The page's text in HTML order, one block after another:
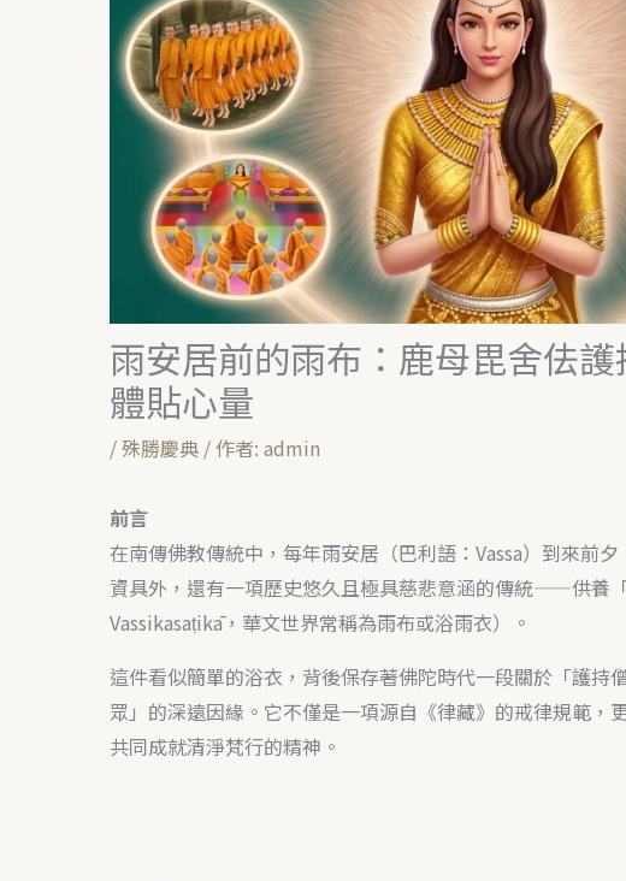
雨安居前的雨布：鹿母毘舍佉
體貼心量
/殊勝慶典/ 作者: admin
前言
在南傳佛教傳統中，每年雨安居（巴利語：Vassa）到來前
資具外，還有一項歷史悠久且極具慈悲意涵的傳統——供養
Vassikasaṭikā，華文世界常稱為雨布或浴雨衣）。
這件看似簡單的浴衣，背後保存著佛陀時代一段關於「護持
眾」的深遠因緣。它不僅是一項源自《律藏》的戒律規範，
共同成就清淨梵行的精神。